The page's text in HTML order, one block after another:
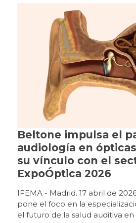
Beltone impulsa el
audiología en
su vínculo con el
ExpoÓptica 2026
IFEMA - Madrid. 17 abril de
pone el foco en la
el futuro de la salud auditiva